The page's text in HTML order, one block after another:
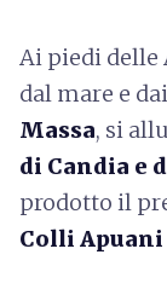
Ai piedi delle
dal mare e
Massa, si
di Candia e
prodotto il
Colli Apuani